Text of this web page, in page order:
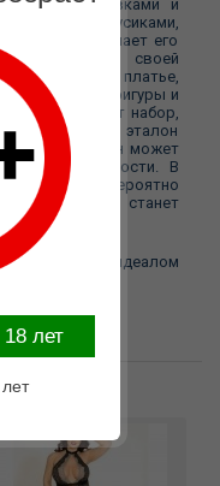
вставками и
трусиками,
и сделает его
своей
сексуальное платье,
женской фигуры и
кружев. Этот набор,
женщину в эталон
Тем более, он может
и по отдельности. В
невероятно
ночь, станет
идеалом
замены
лет